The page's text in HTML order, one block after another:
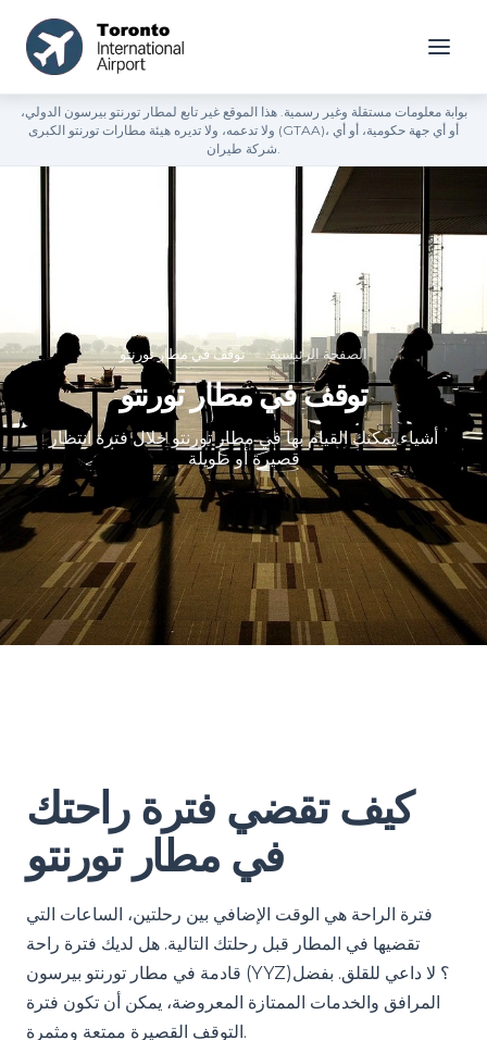
بوابة معلومات مستقلة وغير رسمية. هذا الموقع غير تابع لمطار تورنتو بيرسون الدولي،
ولا تدعمه، ولا تديره هيئة مطارات تورنتو الكبرى (GTAA)، أو أي جهة حكومية، أو أي
شركة طيران.
الصفحة الرئيسية » توقف في مطار تورنتو
توقف في مطار تورنتو
أشياء يمكنك القيام بها في مطار تورنتو خلال فترة انتظار
قصيرة أو طويلة
كيف تقضي فترة راحتك
في مطار تورنتو
فترة الراحة هي الوقت الإضافي بين رحلتين، الساعات التي
تقضيها في المطار قبل رحلتك التالية. هل لديك فترة راحة
قادمة في مطار تورنتو بيرسون (YYZ)؟ لا داعي للقلق. بفضل
المرافق والخدمات الممتازة المعروضة، يمكن أن تكون فترة
التوقف القصيرة ممتعة ومثمرة.